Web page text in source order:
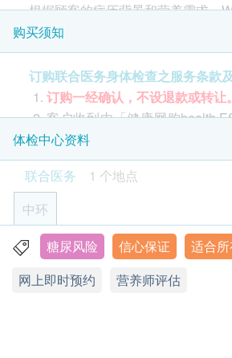
肌肉量
身体组合
基础代谢率
营养师
营养师饮食评估
营养谘询服务
根据顾客的病历背景和营养需求，
供专业和实用建议，并度身订造容
饮食餐单，辅助和改善日常的膳食
健康目标，减低或延迟患病和疾病
初步评估和咨询：
首次咨询约45-60分钟，为您进行
评估』
1) 基本饮食评估：健康问卷
2) 身体成份分析仪：磅重、度高
BMI、 基础代谢能量和骨架。
3) 了解顾客的饮食习惯、生活模式
4) 一同设立合适的健康目标及过程
购买须知
订购联合医务身体检查之服务条款
订购一经确认，不设退款或转让。
客户收到由「健康网购
认成功付款电邮后，联合医务
付款人/ 体检者以电邮形式向付
检确认信。体检者需按体检确认
所有验身计划均需根据确认信
定诊所预约。请预留至少2星期
体检确认信均不获重发，请妥为
体检确认信有效期为6个月，客
体检中心资料
联合医务
1 个地点
中环
WeWell Healthcare - 香港中环德辅道中
糖尿风险 信心保证
适合
网上即时预约
营养师评估